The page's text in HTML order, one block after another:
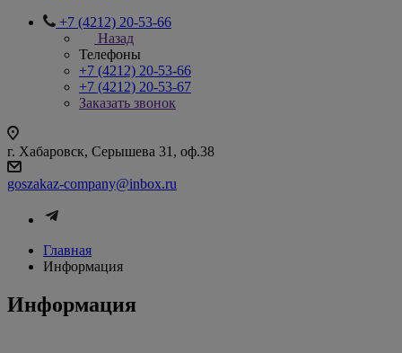
+7 (4212) 20-53-66
Назад
Телефоны
+7 (4212) 20-53-66
+7 (4212) 20-53-67
Заказать звонок
г. Хабаровск, Серышева 31, оф.38
goszakaz-company@inbox.ru
Главная
Информация
Информация